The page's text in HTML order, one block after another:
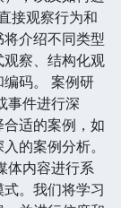
接观察行为和
介绍不同类型
察、结构化观
码。 案例研
事件进行深
适的案例，如
的案例分析。
体内容进行系
。我们将学习